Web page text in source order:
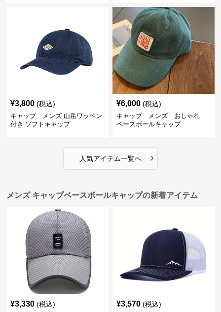
¥3,800 (税込)
キャップ メンズ 山岳ワッペン
付き ソフトキャップ
¥6,000 (税込)
キャップ メンズ おしゃれ
ベースボールキャップ
人気アイテム一覧へ ›
メンズ キャップベースボールキャップの新着アイテム
¥3,330 (税込) ¥3,570 (税込)